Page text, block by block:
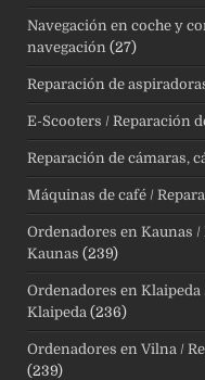
Navegación en coche y
navegación (27)
Reparación de
E-Scooters / Reparación
Reparación de cámaras,
Máquinas de café /
Ordenadores en Kaunas
Kaunas (239)
Ordenadores en
Klaipeda (236)
Ordenadores en Vilna /
(239)